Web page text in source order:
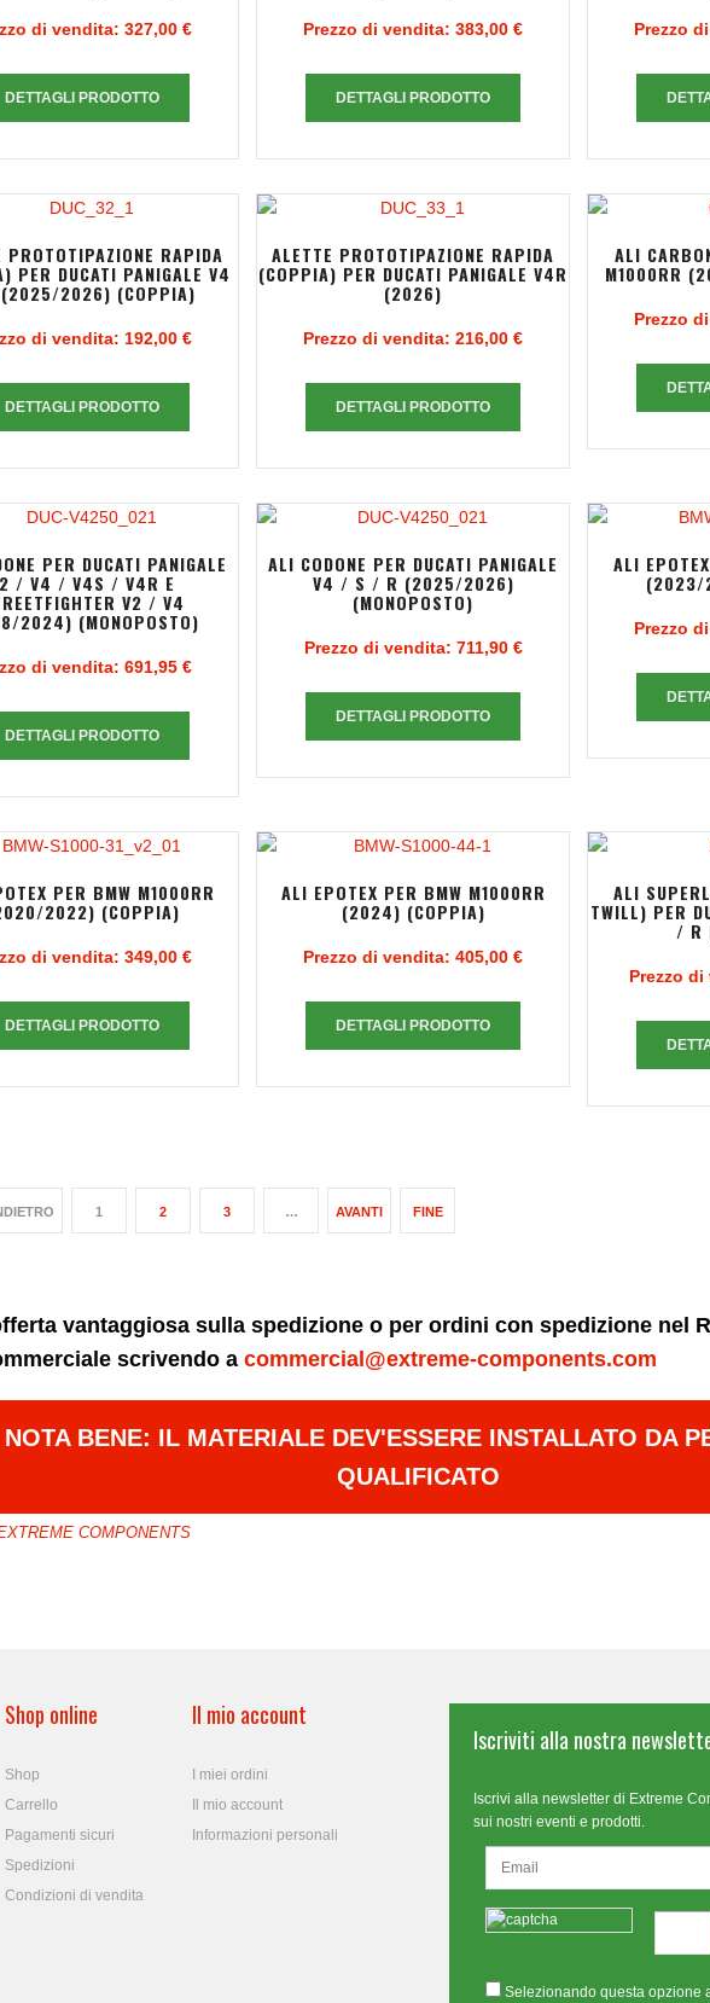
di vendita:327,00 €
DETTAGLI PRODOTTO
Prezzo di vendita:383,00 €
DETTAGLI PRODOTTO
Prezzo
PROTOTIPAZIONE RAPIDA
PER DUCATI PANIGALE V4
2026) (COPPIA)
di vendita: 192,00 €
DETTAGLI PRODOTTO
ALETTE PROTOTIPAZIONE RAPIDA
(COPPIA) PER DUCATI PANIGALE V4R
(2026)
Prezzo di vendita:216,00 €
DETTAGLI PRODOTTO
ALI
M1000RR
Prezzo
PER DUCATI PANIGALE
/ V4 / V4S / V4R E
V2 / V4
2024) (MONOPOSTO)
di vendita:691,95 €
DETTAGLI PRODOTTO
ALI CODONE PER DUCATI PANIGALE
V4 / S / R (2025/2026)
(MONOPOSTO)
Prezzo di vendita: 711,90 €
DETTAGLI PRODOTTO
ALI
(2023/
Prezzo
PER BMW M1000RR
2022) (COPPIA)
di vendita:349,00 €
DETTAGLI PRODOTTO
ALI EPOTEX PER BMW M1000RR
(2024) (COPPIA)
Prezzo di vendita:405,00 €
DETTAGLI PRODOTTO
ALI
TWILL) PER
/ R
Prezzo
1 2 3 … AVANTI FINE
vantaggiosa sulla spedizione o per ordini con spedizione nel
scrivendo acommercial@extreme-components.com
NOTA BENE: IL MATERIALE DEV'ESSERE INSTALLATO DA
QUALIFICATO
COMPONENTS
Shop online
Shop
Carrello
Pagamenti sicuri
Spedizioni
Condizioni di vendita
Il mio account
I miei ordini
Il mio account
Informazioni personali
Iscriviti alla nostra
Iscrivi alla newsletter di Extreme
sui nostri eventi e prodotti.
Selezionando questa opzione